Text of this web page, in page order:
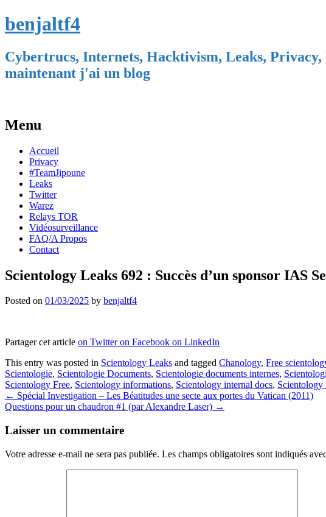
benjaltf4
Cybertrucs, Internets, Hacktivism, Leaks,
maintenant j'ai un blog
Menu
Skip
content
Accueil
Privacy
#TeamJipoune
Leaks
Twitter
Warez
Relays TOR
Vidéosurveillance
FAQ/A Propos
Contact
Scientology Leaks 692 : Succès d’un sponsor IAS
Posted on 01/03/2025 by benjaltf4
Partager cet article on Twitter on Facebook on LinkedIn
This entry was posted in Scientology Leaks and tagged Chanology, Free
Scientologie, Scientologie Documents, Scientologie documents internes,
Scientology Free, Scientology informations, Scientology internal docs, Scientology
Post
navigation
← Spécial Investigation – Les Béatitudes une secte aux portes du Vatican (2011)
Questions pour un chaudron #1 (par Alexandre Laser) →
Laisser un commentaire
Votre adresse e-mail ne sera pas publiée. Les champs obligatoires sont indiqués